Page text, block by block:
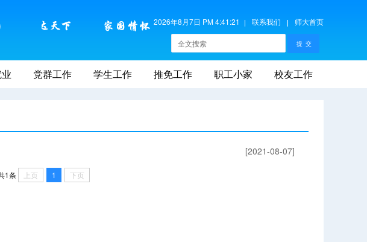
2026年8月7日 PM 4:41:21 联系我们 师大首页
党群工作 学生工作 推免工作 职工小家 校友工作
[2021-08-07]
1条 上页 1 下页